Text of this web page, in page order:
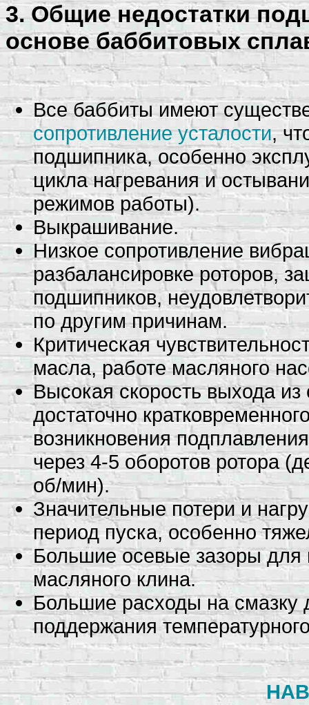
3. Общие недостатки
основе баббитовых
Все баббиты имеют
сопротивление усталости,
подшипника, особенно
цикла нагревания и
режимов работы).
Выкрашивание.
Низкое сопротивление
разбалансировке роторов,
подшипников,
по другим причинам.
Критическая
масла, работе масляного
Высокая скорость выхода
достаточно
возникновения
через 4-5 оборотов ротора
об/мин).
Значительные потери и
период пуска, особенно
Большие осевые зазоры для
масляного клина.
Большие расходы на смазку
поддержания